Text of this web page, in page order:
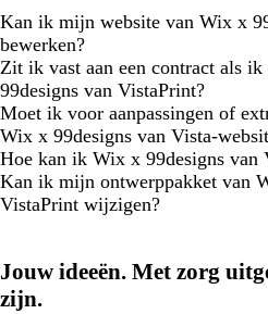
Kan ik mijn website van Wix x
bewerken?
Zit ik vast aan een contract als
99designs van VistaPrint?
Moet ik voor aanpassingen of
Wix x 99designs van Vista-
Hoe kan ik Wix x 99designs van
Kan ik mijn ontwerppakket van
VistaPrint wijzigen?
Jouw ideeën. Met zorg
zijn.